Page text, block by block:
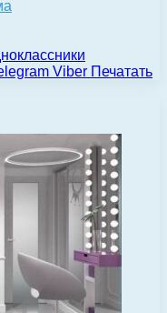
Viber Печатать